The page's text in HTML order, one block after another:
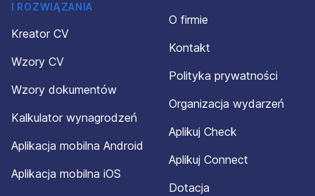
I ROZWIĄZANIA
Kreator CV
Wzory CV
Wzory dokumentów
Kalkulator wynagrodzeń
Aplikacja mobilna Android
Aplikacja mobilna iOS
O firmie
Kontakt
Polityka prywatności
Organizacja wydarzeń
Aplikuj Check
Aplikuj Connect
Dotacja